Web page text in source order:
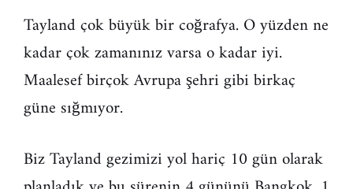
Tayland çok büyük bir coğrafya. O yüzden ne
kadar çok zamanınız varsa o kadar iyi.
Maalesef birçok Avrupa şehri gibi birkaç
güne sığmıyor.
Biz Tayland gezimizi yol hariç 10 gün olarak